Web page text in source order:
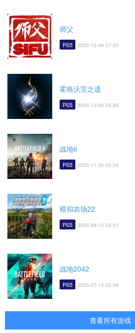
师父
PS5 2025-12-06 07:00
霍格沃茨之遗
PS5 2025-12-06 05:56
战地6
PS5 2025-11-30 02:06
模拟农场22
PS5 2025-08-10 03:01
战地2042
PS5 2025-07-15 02:49
查看所有游戏